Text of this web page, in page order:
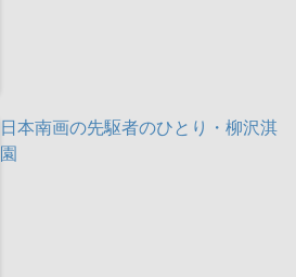
日本南画の先駆者のひとり・柳沢淇
園